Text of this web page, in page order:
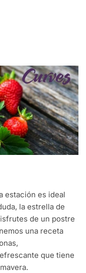
estación es ideal
la estrella de
de un postre
una receta
que tiene